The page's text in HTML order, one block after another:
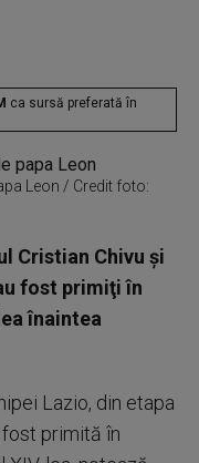
ca sursă preferată în
Leon / Credit foto:
Cristian Chivu şi
fost primiţi în
înaintea
Lazio, din etapa
fost primită în